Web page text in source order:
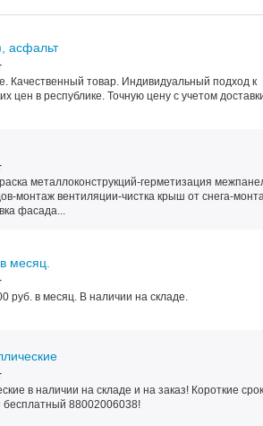
асфальт
Качественный товар. Индивидуальный подход к
цен в республике. Точную цену с учетом
металлоконструкций-герметизация
монтаж вентиляции-чистка крыш от снега-
фасада...
месяц.
руб. в месяц. В наличии на складе.
в наличии на складе и на заказ! Короткие
бесплатный 88002006038!